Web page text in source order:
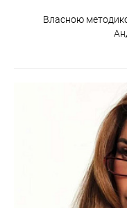
Власною